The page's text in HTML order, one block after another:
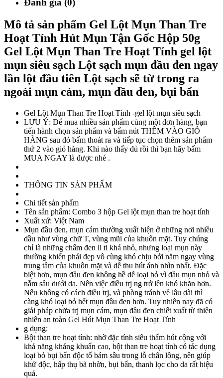
Đánh giá (0)
Mô tả sản phẩm Gel Lột Mụn Than Tre
Hoạt Tính Hút Mụn Tận Gốc Hộp 50g
Gel Lột Mụn Than Tre Hoạt Tính gel lột
mụn siêu sạch Lột sạch mụn đầu đen ngay
lần lột đầu tiên Lột sạch sẽ từ trong ra
ngoài mụn cám, mụn đầu đen, bụi bẩn
Gel Lột Mụn Than Tre Hoạt Tính -gel lột mụn siêu sạch
LƯU Ý: Để mua nhiều sản phẩm cùng một đơn hàng, bạn
tiến hành chọn sản phẩm và bấm nút THÊM VÀO GIỎ
HÀNG sau đó bấm thoát ra và tiếp tục chọn thêm sản phẩm
thứ 2 vào giỏ hàng. Khi nào thấy đủ rồi thì bạn hãy bấm
MUA NGAY là được nhé .
THÔNG TIN SẢN PHẨM
Chi tiết sản phẩm
Tên sản phẩm: Combo 3 hộp Gel lột mụn than tre hoạt tính
Xuất xứ: Việt Nam
Mụn đầu đen, mụn cám thường xuất hiện ở những nơi nhiều
dầu như vùng chữ T, vùng mũi của khuôn mặt. Tuy chúng
chỉ là những chấm đen li ti khá nhỏ, nhưng loại mụn này
thường khiến phái đẹp vô cùng khó chịu bởi nằm ngay vùng
trung tâm của khuôn mặt và dễ thu hút ánh nhìn nhất. Đặc
biệt hơn, mụn đầu đen không hề dễ loại bỏ vì đầu mụn nhỏ và
nằm sâu dưới da. Nên việc điều trj ng trở lên khó khăn hơn.
Nếu không có cách điều trj, và phòng tránh về lâu dài thì
càng khó loại bỏ hết mụn đầu đen hơn. Tuy nhiên nay đã có
giải pháp chữa trj mụn cám, mụn đầu đen chiết xuất từ thiên
nhiên an toàn Gel Hút Mụn Than Tre Hoạt Tính
g dụng:
Bột than tre hoạt tính: nhờ đặc tính siêu thấm hút cộng với
khả năng kháng khuẩn cao, bột than tre hoạt tính có tác dụng
loại bỏ bụi bẩn độc tố bám sâu trong lỗ chân lông, nên giúp
khử độc, hấp thụ bã nhờn, bụi bẩn, thanh lọc cho da rất hiệu
quả.